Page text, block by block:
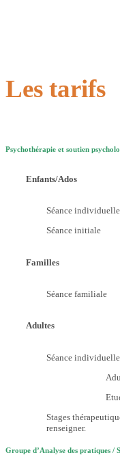
Les tarifs
Psychothérapie et soutien
Enfants/Ados
Séance
Séance
Familles
Séance
Adultes
Séance
Stages
renseigner.
Groupe d’Analyse des pratiques /